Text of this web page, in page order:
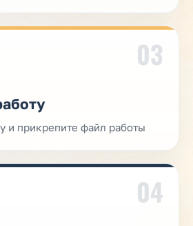
03
и прикрепите файл работы
04